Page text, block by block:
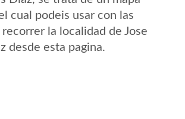
cual podeis usar con las
la localidad de Jose
desde esta pagina.